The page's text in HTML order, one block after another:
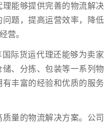
能够提供完善的物流解决
题，提高运营效率，降低
营。
际货运代理还能够为卖家
、分拣、包装等一系列物
丰富的经验和优质的服务
量的物流解决方案。公司